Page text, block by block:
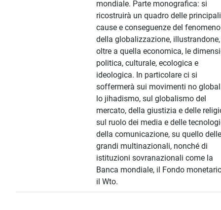
mondiale. Parte monografica: si
ricostruirà un quadro delle principali
cause e conseguenze del fenomeno
della globalizzazione, illustrandone,
oltre a quella economica, le
politica, culturale, ecologica e
ideologica. In particolare ci si
soffermerà sui movimenti no
lo jihadismo, sul globalismo del
mercato, della giustizia e delle
sul ruolo dei media e delle
della comunicazione, su quello delle
grandi multinazionali, nonché di
istituzioni sovranazionali come la
Banca mondiale, il Fondo
il Wto.